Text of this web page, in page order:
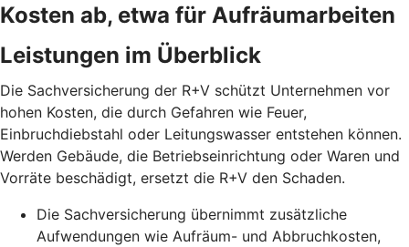
Kosten ab, etwa für Aufräumarbeiten
Leistungen im Überblick
Die Sachversicherung der R+V schützt Unternehmen vor
hohen Kosten, die durch Gefahren wie Feuer,
Einbruchdiebstahl oder Leitungswasser entstehen können.
Werden Gebäude, die Betriebseinrichtung oder Waren und
Vorräte beschädigt, ersetzt die R+V den Schaden.
Die Sachversicherung übernimmt zusätzliche
Aufwendungen wie Aufräum- und Abbruchkosten,